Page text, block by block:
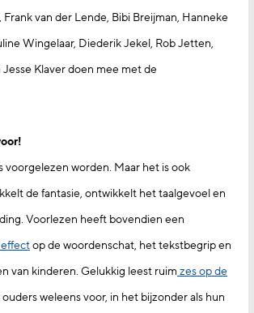
Frank van der Lende, Bibi Breijman, Hanneke
Wingelaar, Diederik Jekel, Rob Jetten,
Jesse Klaver doen mee met de
voorgelezen worden. Maar het is ook
de fantasie, ontwikkelt het taalgevoel en
Voorlezen heeft bovendien een
op de woordenschat, het tekstbegrip en
van kinderen. Gelukkig leest ruim zes op de
weleens voor, in het bijzonder als hun